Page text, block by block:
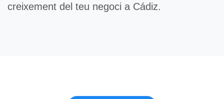
creixement del teu negoci a Cádiz.